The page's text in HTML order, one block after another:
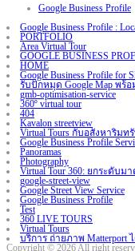
Google Business Profile
Google Business Profile :
PORTFOLIO
Area Virtual Tour
GOOGLE BUSINESS
HOME
Google Business Profile for
รับปักหมุด Google Map พร้อ
gmb-optimisation-service
360º virtual tour
404
Kavalon streetview
Virtual Tours กับอสังหาริมท
Google Business Profile
Panoramas
Photography
Virtual Tour 360: ยกระดับม
google-street-view
Google Street View Service
Google Business Profile
Test
360 LIVE TOURS
Virtual Tours
บริการ ถ่ายภาพ Matterport
Copyright © 2026 All right